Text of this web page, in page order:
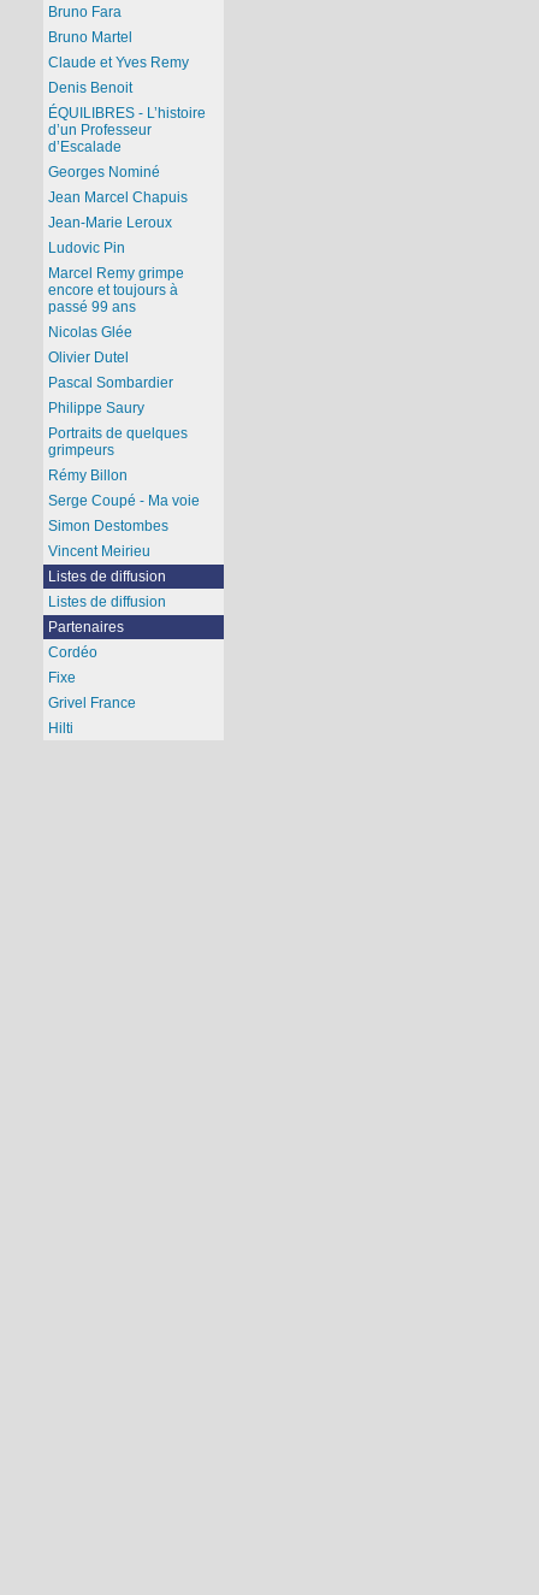
Bruno Fara
Bruno Martel
Claude et Yves Remy
Denis Benoit
ÉQUILIBRES - L’histoire
d’un Professeur
d’Escalade
Georges Nominé
Jean Marcel Chapuis
Jean-Marie Leroux
Ludovic Pin
Marcel Remy grimpe
encore et toujours à
passé 99 ans
Nicolas Glée
Olivier Dutel
Pascal Sombardier
Philippe Saury
Portraits de quelques
grimpeurs
Rémy Billon
Serge Coupé - Ma voie
Simon Destombes
Vincent Meirieu
Listes de diffusion
Listes de diffusion
Partenaires
Cordéo
Fixe
Grivel France
Hilti